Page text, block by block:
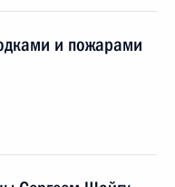
и пожарами